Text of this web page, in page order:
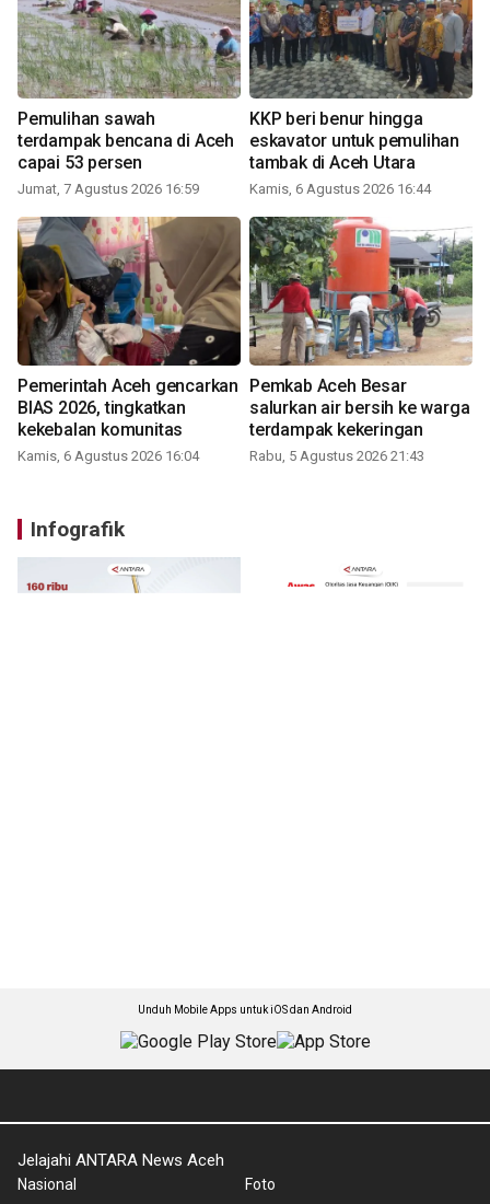
Pemulihan sawah
terdampak bencana di Aceh
capai 53 persen
Jumat, 7 Agustus 2026 16:59
KKP beri benur hingga
eskavator untuk pemulihan
tambak di Aceh Utara
Kamis, 6 Agustus 2026 16:44
Pemerintah Aceh gencarkan
BIAS 2026, tingkatkan
kekebalan komunitas
Kamis, 6 Agustus 2026 16:04
Pemkab Aceh Besar
salurkan air bersih ke warga
terdampak kekeringan
Rabu, 5 Agustus 2026 21:43
Infografik
Unduh Mobile Apps untuk iOS dan Android
Jelajahi ANTARA News Aceh
Nasional Foto